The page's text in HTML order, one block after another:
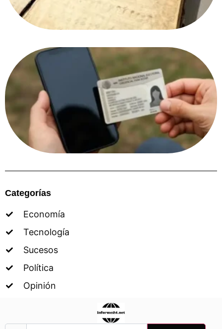
Categorías
Economía
Tecnología
Sucesos
Política
Opinión